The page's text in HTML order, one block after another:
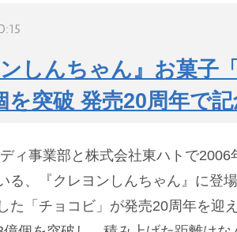
ンしんちゃん』お菓子
を突破 発売20周年で
ィ事業部と株式会社東ハトで2006
る、『クレヨンしんちゃん』に登
た「チョコビ」が発売20周年を迎え